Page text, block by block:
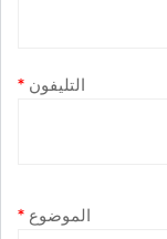
* التليفون
* الموضوع